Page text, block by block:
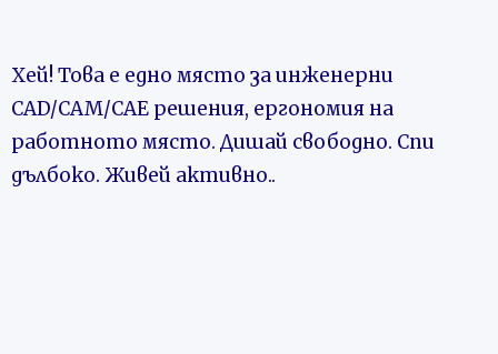
Хей! Това е едно място за инженерни
CAD/CAM/CAE решения, ергономия на
работното място. Дишай свободно. Спи
дълбоко. Живей активно..